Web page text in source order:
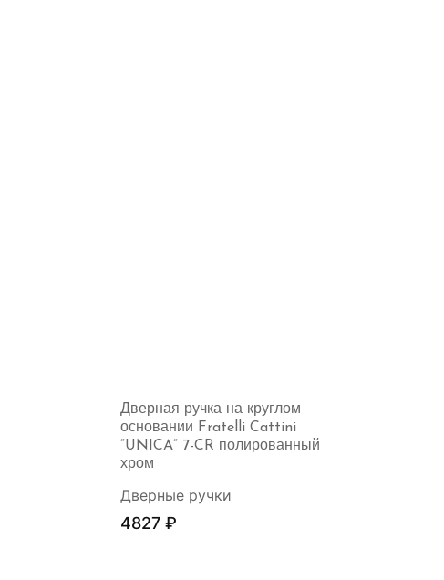
Дверная ручка на круглом
основании Fratelli Cattini
“UNICA” 7-CR полированный
хром
Дверные ручки
4827 ₽